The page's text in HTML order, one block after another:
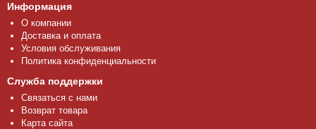
Информация
О компании
Доставка и оплата
Условия обслуживания
Политика конфиденциальности
Служба поддержки
Связаться с нами
Возврат товара
Карта сайта